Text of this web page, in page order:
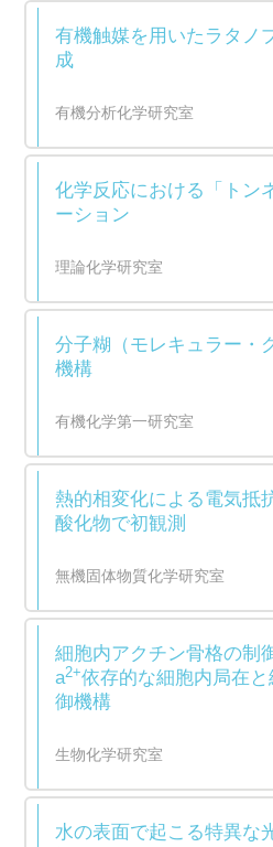
有機触媒を用いたラタノ
成
有機分析化学研究室
化学反応における「トン
ーション
理論化学研究室
分子糊（モレキュラー・
機構
有機化学第一研究室
熱的相変化による電気抵
酸化物で初観測
無機固体物質化学研究室
細胞内アクチン骨格の制
a2+依存的な細胞内局在
御機構
生物化学研究室
水の表面で起こる特異な